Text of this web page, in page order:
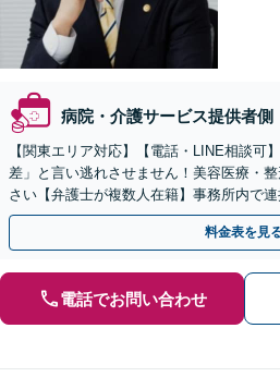
病院・介護サービス提供者側
【関東エリア対応】【電話・LINE相談可
差」と言い逃れさせません！美容医療・
さい【弁護士が複数人在籍】事務所内で
返金・賠償請求をサポートいたします【
料金表を見
電話でお問い合わせ